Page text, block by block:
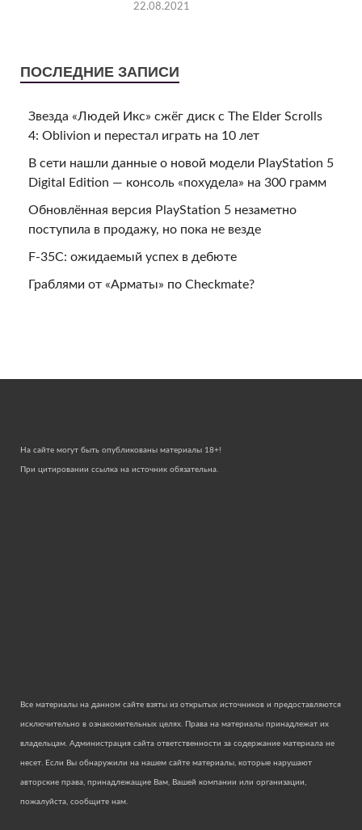
22.08.2021
ПОСЛЕДНИЕ ЗАПИСИ
Звезда «Людей Икс» сжёг диск с The Elder Scrolls
4: Oblivion и перестал играть на 10 лет
В сети нашли данные о новой модели PlayStation 5
Digital Edition — консоль «похудела» на 300 грамм
Обновлённая версия PlayStation 5 незаметно
поступила в продажу, но пока не везде
F-35C: ожидаемый успех в дебюте
Граблями от «Арматы» по Checkmate?
На сайте могут быть опубликованы материалы 18+!
При цитировании ссылка на источник обязательна.
Все материалы на данном сайте взяты из открытых источников и предоставляются
исключительно в ознакомительных целях. Права на материалы принадлежат их
владельцам. Администрация сайта ответственности за содержание материала не
несет. Если Вы обнаружили на нашем сайте материалы, которые нарушают
авторские права, принадлежащие Вам, Вашей компании или организации,
пожалуйста, сообщите нам.